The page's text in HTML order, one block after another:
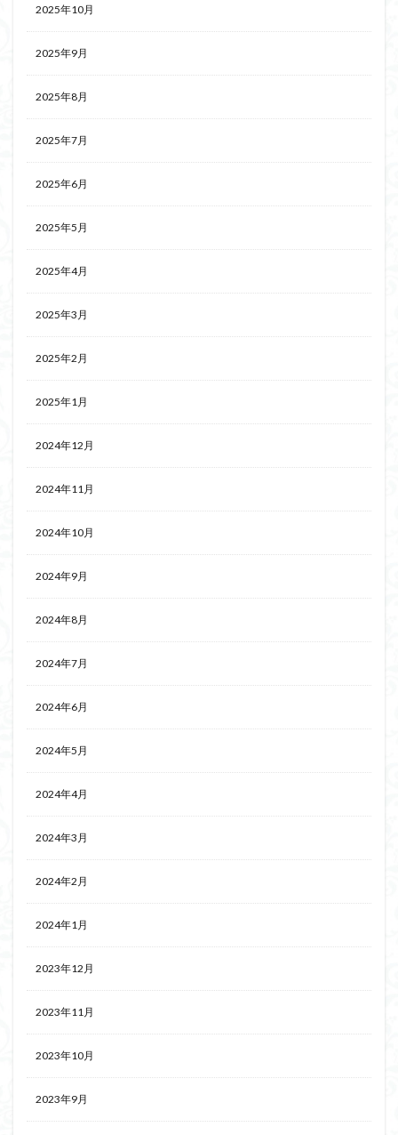
2025年10月
2025年9月
2025年8月
2025年7月
2025年6月
2025年5月
2025年4月
2025年3月
2025年2月
2025年1月
2024年12月
2024年11月
2024年10月
2024年9月
2024年8月
2024年7月
2024年6月
2024年5月
2024年4月
2024年3月
2024年2月
2024年1月
2023年12月
2023年11月
2023年10月
2023年9月